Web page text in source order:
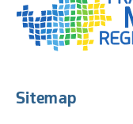
Sitemap